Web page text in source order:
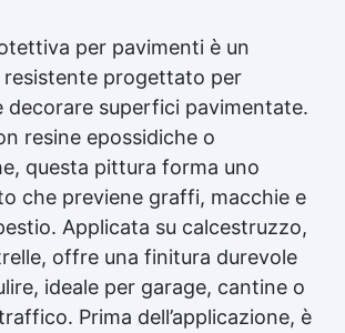
per pavimenti è un
progettato per
decorare superfici pavimentate.
resine epossidiche o
questa pittura forma uno
che previene graffi, macchie e
Applicata su calcestruzzo,
offre una finitura durevole
ideale per garage, cantine o
Prima dell’applicazione, è